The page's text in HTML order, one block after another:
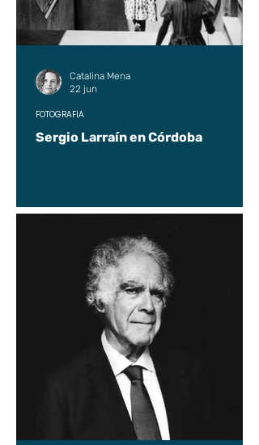
Sergio Larraín en Córdoba
FOTOGRAFÍA
Catalina Mena
22 jun